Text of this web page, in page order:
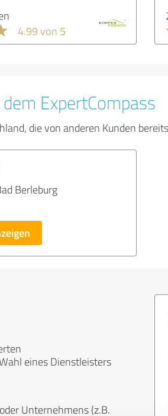
4.99 von 5
ExpertCompass
die von anderen Kunden
Berleburg
eines Dienstleisters
Unternehmens (z.B.